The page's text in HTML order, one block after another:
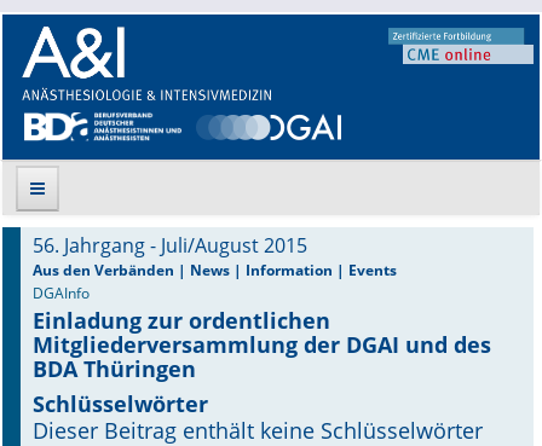
Suche
Aktuelle Ausgabe
Leitlinien
Archiv
56. Jahrgang - Juli/August 2015
Aus den Verbänden | News | Information | Events
DGAInfo
Einladung zur ordentlichen
Mitgliederversammlung der DGAI und des
BDA Thüringen
Schlüsselwörter
Dieser Beitrag enthält keine Schlüsselwörter